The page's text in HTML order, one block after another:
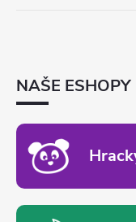
NAŠE ESHOPY